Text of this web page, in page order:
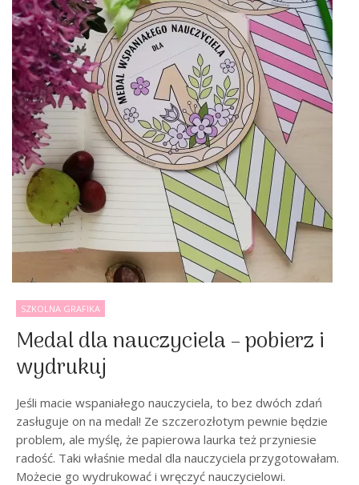
SZKOLNA GRAFIKA
Medal dla nauczyciela – pobierz i
wydrukuj
Jeśli macie wspaniałego nauczyciela, to bez dwóch zdań
zasługuje on na medal! Ze szczerozłotym pewnie będzie
problem, ale myślę, że papierowa laurka też przyniesie
radość. Taki właśnie medal dla nauczyciela przygotowałam.
Możecie go wydrukować i wręczyć nauczycielowi.